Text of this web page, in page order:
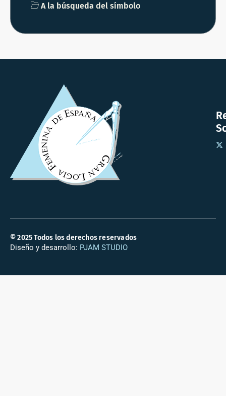
A la búsqueda del símbolo
© 2025 Todos los derechos reservados
Diseño y desarrollo: PJAM STUDIO